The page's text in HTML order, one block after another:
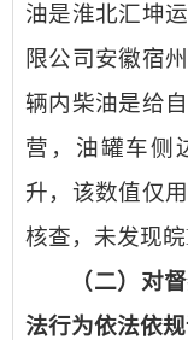
油是淮北汇坤
限公司安徽宿
辆内柴油是给
营，油罐车侧
升，该数值仅
核查，未发现
（二）对
法行为依法依规